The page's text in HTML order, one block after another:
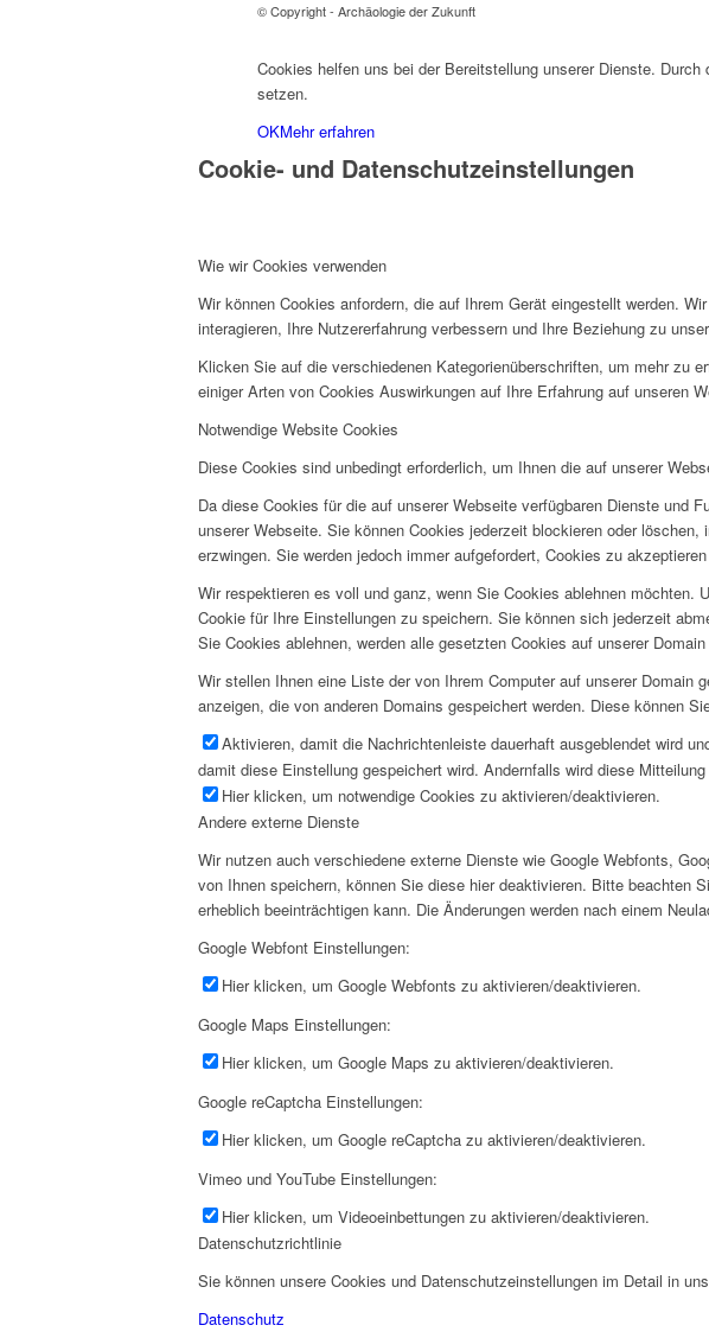
© Copyright - Archäologie der Zukunft
Cookies helfen uns bei der Bereitstellung unserer Dienste.
setzen.
OKMehr erfahren
Cookie- und Datenschutzeinstellungen
Wie wir Cookies verwenden
Wir können Cookies anfordern, die auf Ihrem Gerät eingestellt werden.
interagieren, Ihre Nutzererfahrung verbessern und Ihre Beziehung zu
Klicken Sie auf die verschiedenen Kategorienüberschriften, um mehr zu
einiger Arten von Cookies Auswirkungen auf Ihre Erfahrung auf unseren
Notwendige Website Cookies
Diese Cookies sind unbedingt erforderlich, um Ihnen die auf unserer
Da diese Cookies für die auf unserer Webseite verfügbaren Dienste und
unserer Webseite. Sie können Cookies jederzeit blockieren oder
erzwingen. Sie werden jedoch immer aufgefordert, Cookies zu
Wir respektieren es voll und ganz, wenn Sie Cookies ablehnen
Cookie für Ihre Einstellungen zu speichern. Sie können sich jederzeit
Sie Cookies ablehnen, werden alle gesetzten Cookies auf unserer
Wir stellen Ihnen eine Liste der von Ihrem Computer auf unserer Domain
anzeigen, die von anderen Domains gespeichert werden. Diese können
Aktivieren, damit die Nachrichtenleiste dauerhaft ausgeblendet wird
damit diese Einstellung gespeichert wird. Andernfalls wird diese
Hier klicken, um notwendige Cookies zu aktivieren/deaktivieren.
Andere externe Dienste
Wir nutzen auch verschiedene externe Dienste wie Google Webfonts,
von Ihnen speichern, können Sie diese hier deaktivieren. Bitte beachten
erheblich beeinträchtigen kann. Die Änderungen werden nach einem
Google Webfont Einstellungen:
Hier klicken, um Google Webfonts zu aktivieren/deaktivieren.
Google Maps Einstellungen:
Hier klicken, um Google Maps zu aktivieren/deaktivieren.
Google reCaptcha Einstellungen:
Hier klicken, um Google reCaptcha zu aktivieren/deaktivieren.
Vimeo und YouTube Einstellungen:
Hier klicken, um Videoeinbettungen zu aktivieren/deaktivieren.
Datenschutzrichtlinie
Sie können unsere Cookies und Datenschutzeinstellungen im Detail in
Datenschutz